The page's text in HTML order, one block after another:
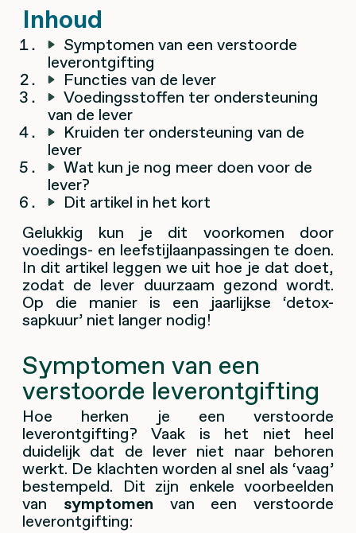
Inhoud
Symptomen van een verstoorde
leverontgifting
Functies van de lever
Voedingsstoffen ter ondersteuning
van de lever
Kruiden ter ondersteuning van de
lever
Wat kun je nog meer doen voor de
lever?
Dit artikel in het kort
Gelukkig kun je dit voorkomen door
voedings- en leefstijlaanpassingen te doen.
In dit artikel leggen we uit hoe je dat doet,
zodat de lever duurzaam gezond wordt.
Op die manier is een jaarlijkse ‘detox-
sapkuur’ niet langer nodig!
Symptomen van een
verstoorde leverontgifting
Hoe herken je een verstoorde
leverontgifting? Vaak is het niet heel
duidelijk dat de lever niet naar behoren
werkt. De klachten worden al snel als ‘vaag’
bestempeld. Dit zijn enkele voorbeelden
van symptomen van een verstoorde
leverontgifting: